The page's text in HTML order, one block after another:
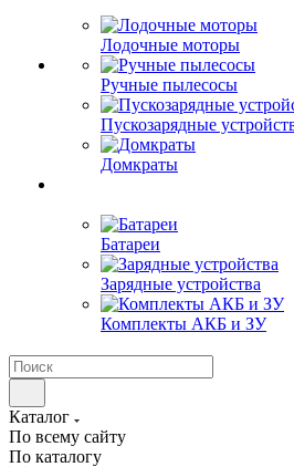
Лодочные моторы
Ручные пылесосы
Пускозарядные
Домкраты
Батареи
Зарядные устройства
Комплекты АКБ и ЗУ
Каталог
По всему сайту
По каталогу